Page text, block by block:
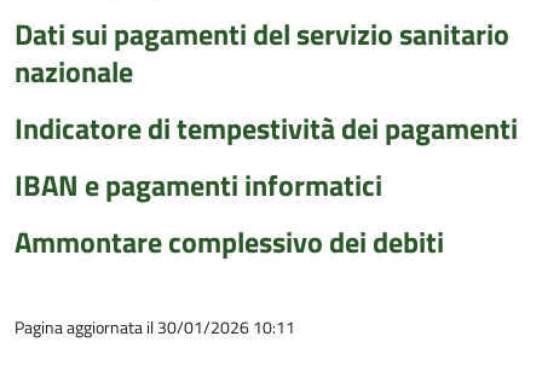
Dati sui pagamenti del servizio sanitario
nazionale
Indicatore di tempestività dei pagamenti
IBAN e pagamenti informatici
Ammontare complessivo dei debiti
Pagina aggiornata il 30/01/2026 10:11